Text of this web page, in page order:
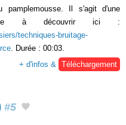
pamplemousse. Il s'agit d'une
à découvrir ici :
techniques-bruitage-
. Durée : 00:03.
+ d'infos & Téléchargement
#5